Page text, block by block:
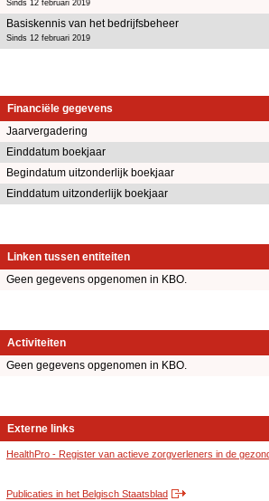
Sinds 12 februari 2019
Basiskennis van het bedrijfsbeheer
Sinds 12 februari 2019
Financiële gegevens
Jaarvergadering
Einddatum boekjaar
Begindatum uitzonderlijk boekjaar
Einddatum uitzonderlijk boekjaar
Linken tussen entiteiten
Geen gegevens opgenomen in KBO.
Activiteiten
Geen gegevens opgenomen in KBO.
Externe links
HealthPro - Register van actieve zorgverleners in de
Publicaties in het Belgisch Staatsblad